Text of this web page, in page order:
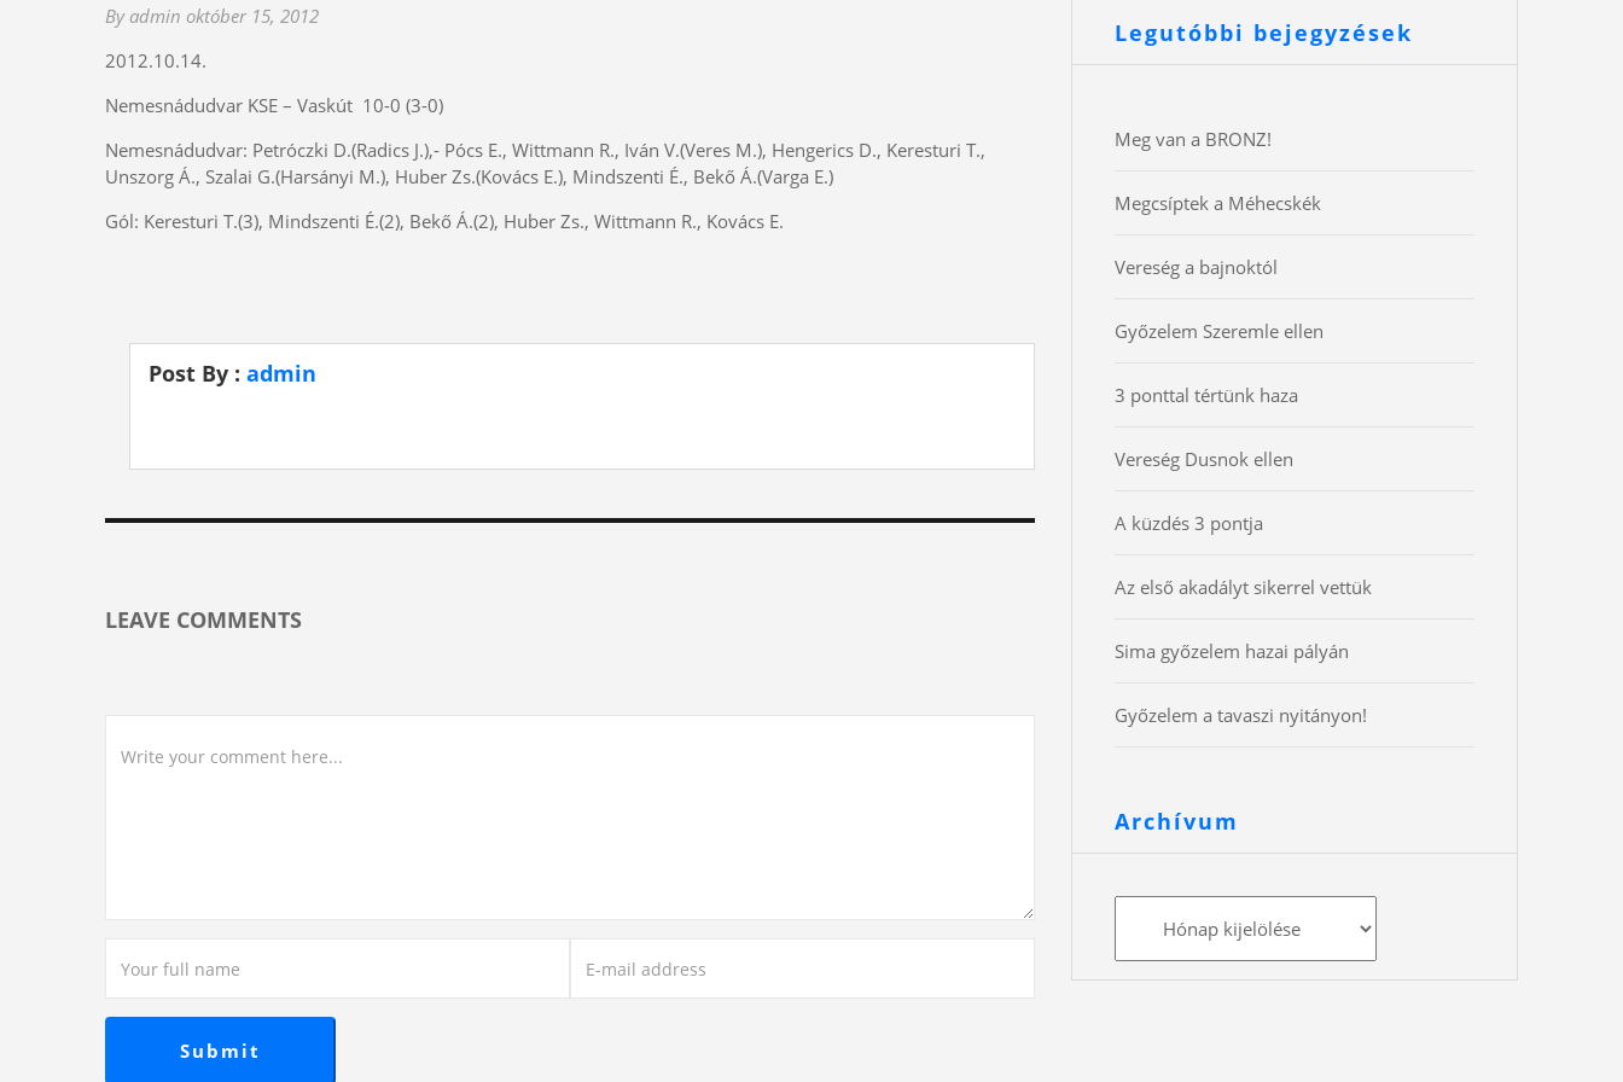
By admin október 15, 2012
2012.10.14.
Nemesnádudvar KSE – Vaskút 10-0 (3-0)
Nemesnádudvar: Petróczki D.(Radics J.),- Pócs E., Wittmann R., Iván V.(Veres M.), Hengerics D., Keresturi T.,
Unszorg Á., Szalai G.(Harsányi M.), Huber Zs.(Kovács E.), Mindszenti É., Bekő Á.(Varga E.)
Gól: Keresturi T.(3), Mindszenti É.(2), Bekő Á.(2), Huber Zs., Wittmann R., Kovács E.
Post By : admin
LEAVE COMMENTS
Legutóbbi bejegyzések
Meg van a BRONZ!
Megcsíptek a Méhecskék
Vereség a bajnoktól
Győzelem Szeremle ellen
3 ponttal tértünk haza
Vereség Dusnok ellen
A küzdés 3 pontja
Az első akadályt sikerrel vettük
Sima győzelem hazai pályán
Győzelem a tavaszi nyitányon!
Archívum